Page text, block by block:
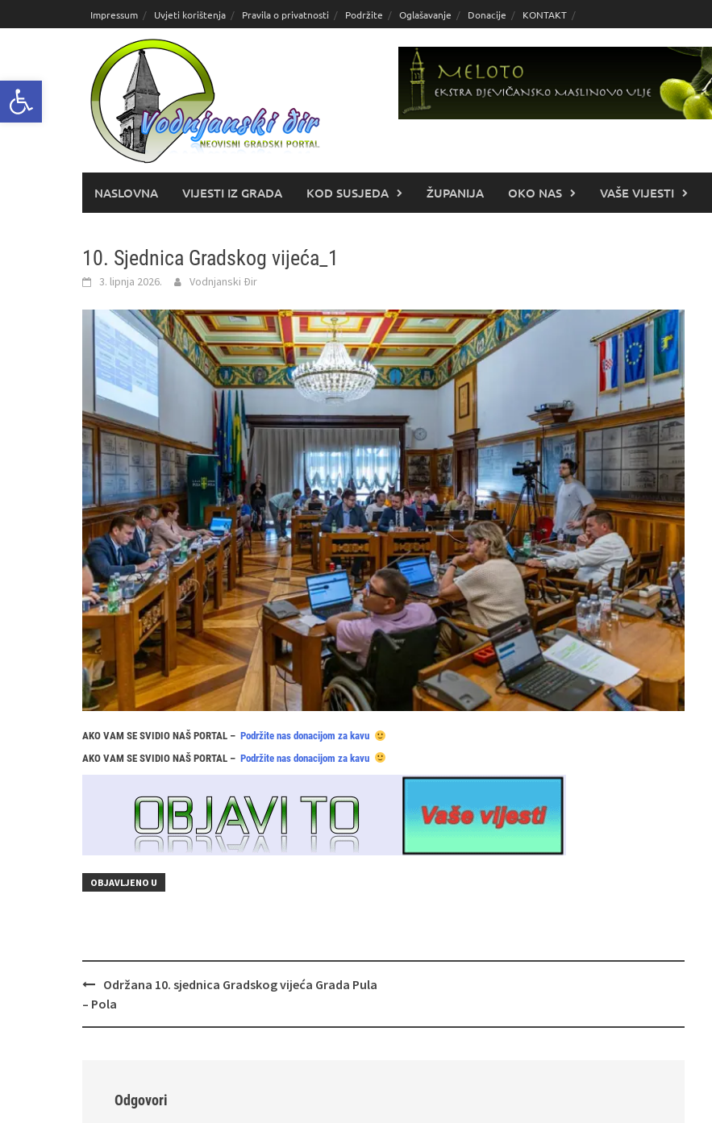
Open toolbar
do
Impressum Uvjeti korištenja Pravila o privatnosti Podržite Oglašavanje Donacije KONTAKT
NASLOVNA VIJESTI IZ GRADA KOD SUSJEDA ŽUPANIJA OKO NAS VAŠE VIJESTI
10. Sjednica Gradskog vijeća_1
3. lipnja 2026. Vodnjanski Đir
AKO VAM SE SVIDIO NAŠ PORTAL – Podržite nas donacijom za kavu
AKO VAM SE SVIDIO NAŠ PORTAL – Podržite nas donacijom za kavu
OBJAVLJENO U
Navigacija
objava
Održana 10. sjednica Gradskog vijeća Grada Pula
– Pola
Odgovori